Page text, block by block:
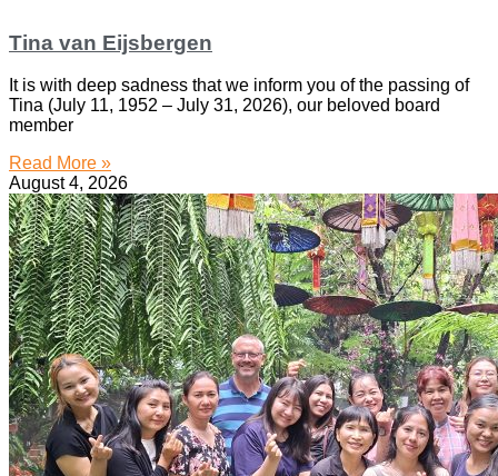
Tina van Eijsbergen
It is with deep sadness that we inform you of the passing of
Tina (July 11, 1952 – July 31, 2026), our beloved board
member
Read More »
August 4, 2026